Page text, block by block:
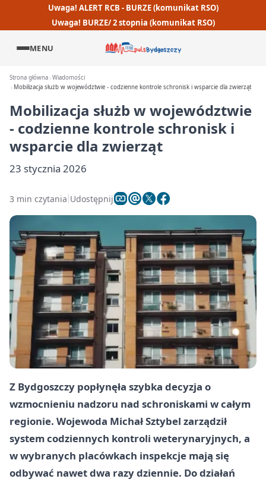
Uwaga! ALERT RCB - BURZE (komunikat RSO)
Uwaga! BURZE/ 2 stopnia (komunikat RSO)
MENU
Strona główna Wiadomości
Mobilizacja służb w województwie - codzienne kontrole schronisk i wsparcie dla zwierząt
Mobilizacja służb w województwie
- codzienne kontrole schronisk i
wsparcie dla zwierząt
23 stycznia 2026
3 min czytania Udostępnij
Z Bydgoszczy popłynęła szybka decyzja o
wzmocnieniu nadzoru nad schroniskami w całym
regionie. Wojewoda Michał Sztybel zarządził
system codziennych kontroli weterynaryjnych, a
w wybranych placówkach inspekcje mają się
odbywać nawet dwa razy dziennie. Do działań